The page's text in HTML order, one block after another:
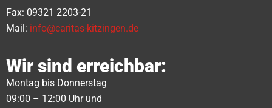
Fax: 09321 2203-21
Mail: info@caritas-kitzingen.de
Wir sind erreichbar:
Montag bis Donnerstag
09:00 – 12:00 Uhr und